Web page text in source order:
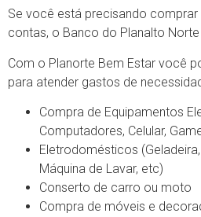
Se você está precisando
contas, o Banco do Planalto
Com o Planorte Bem Estar você
para atender gastos de
Compra de Equipamentos
Computadores, Celular,
Eletrodomésticos
Máquina de Lavar, etc)
Conserto de carro ou moto
Compra de móveis e